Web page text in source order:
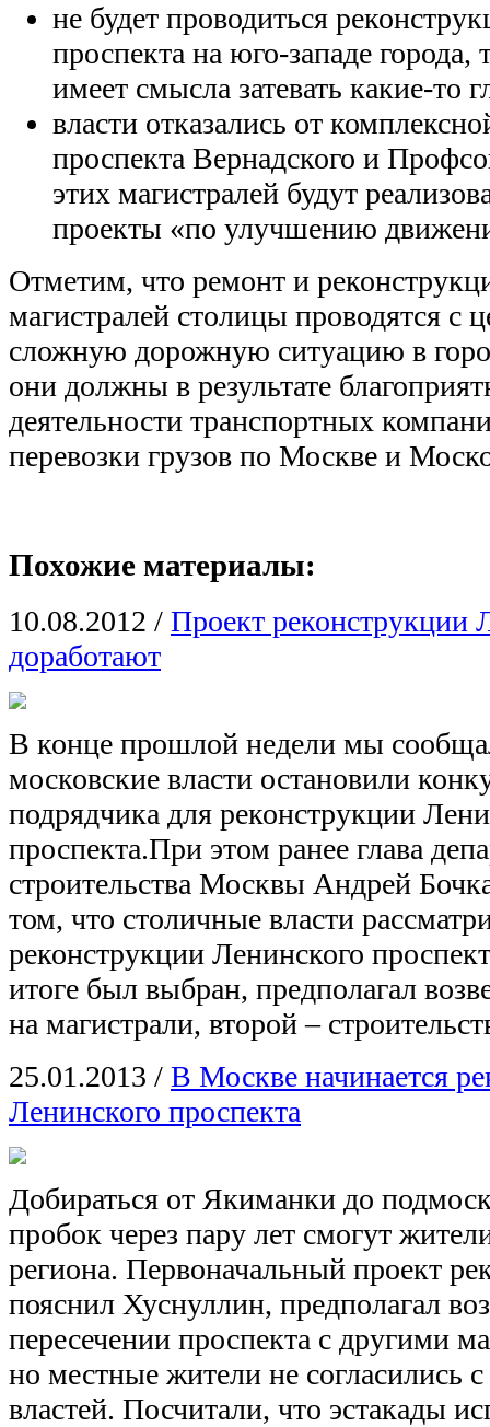
не будет проводиться
проспекта на юго-западе города,
имеет смысла затевать какие-то
власти отказались от
проспекта Вернадского и
этих магистралей будут
проекты «по улучшению
Отметим, что ремонт и
магистралей столицы проводятся с
сложную дорожную ситуацию в
они должны в результате
деятельности транспортных
перевозки грузов по Москве и
Похожие материалы:
10.08.2012 / Проект реконструкции
доработают
В конце прошлой недели мы
московские власти остановили
подрядчика для реконструкции
проспекта.При этом ранее глава
строительства Москвы Андрей
том, что столичные власти
реконструкции Ленинского
итоге был выбран, предполагал
на магистрали, второй –
25.01.2013 / В Москве начинается
Ленинского проспекта
Добираться от Якиманки до
пробок через пару лет смогут
региона. Первоначальный проект
пояснил Хуснуллин, предполагал
пересечении проспекта с другими
но местные жители не согласились
властей. Посчитали, что эстакады